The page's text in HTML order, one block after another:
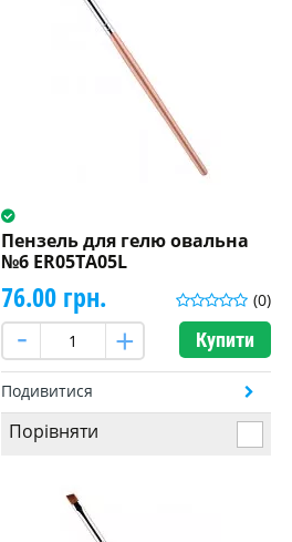
Пензель для гелю овальна
№6 ER05TA05L
(0)
76.00 грн.
Купити
Подивитися
Порівняти